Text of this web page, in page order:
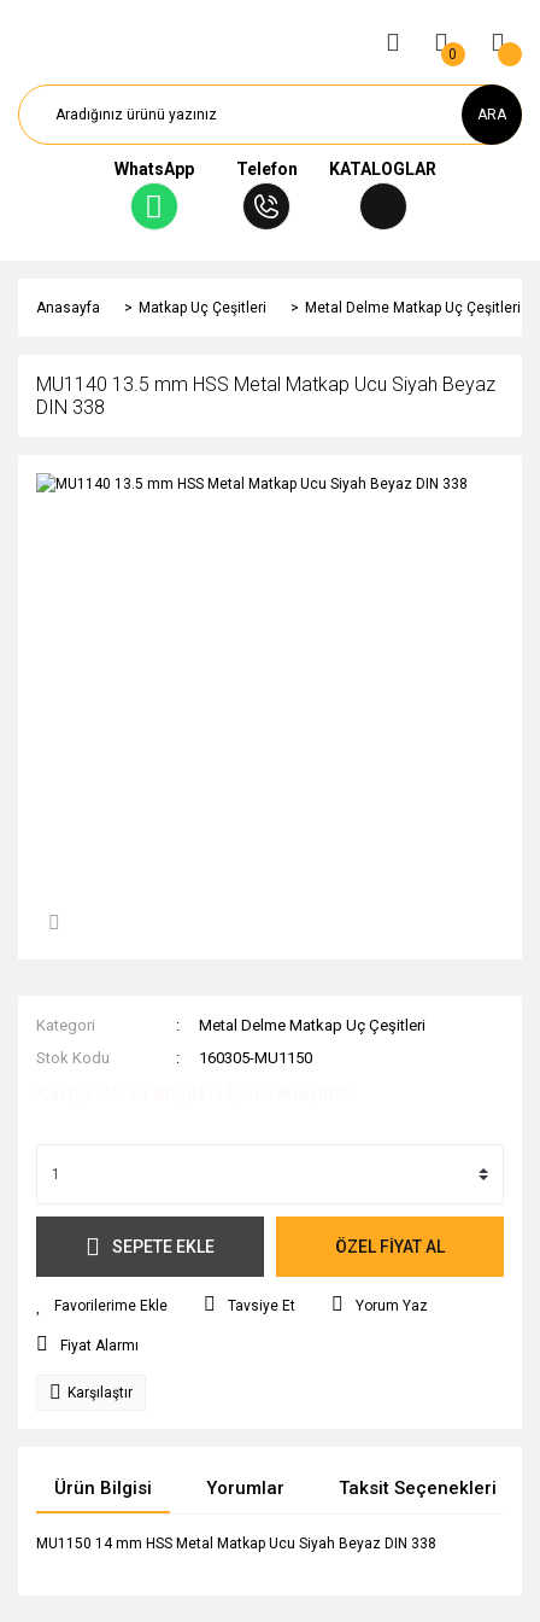
ARA
WhatsApp Telefon KATALOGLAR
0
Anasayfa Matkap Uç Çeşitleri Metal Delme Matkap Uç Çeşitleri
MU1140 13.5 mm HSS Metal Matkap Ucu Siyah Beyaz
DIN 338
Kategori
Metal Delme Matkap Uç Çeşitleri
Stok Kodu
160305-MU1150
SEPETE EKLE ÖZEL FİYAT AL
Tavsiye Et Yorum Yaz
Fiyat Alarmı
Karşılaştır
Ürün Bilgisi Yorumlar Taksit Seçenekleri
MU1150 14 mm HSS Metal Matkap Ucu Siyah Beyaz DIN 338